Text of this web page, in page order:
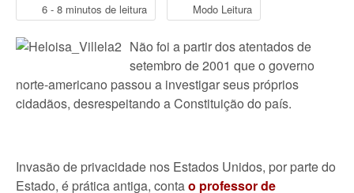
6 - 8 minutos de leitura Modo Leitura
Não foi a partir dos atentados de
setembro de 2001 que o governo
norte-americano passou a investigar seus próprios
cidadãos, desrespeitando a Constituição do país.
Invasão de privacidade nos Estados Unidos, por parte do
Estado, é prática antiga, contao professor de